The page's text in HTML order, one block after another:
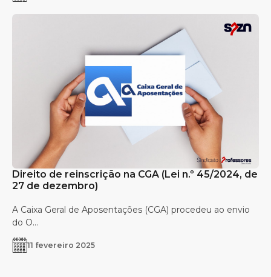
Direito de reinscrição na CGA (Lei n.º 45/2024, de
27 de dezembro)
A Caixa Geral de Aposentações (CGA) procedeu ao envio
do O...
11 fevereiro 2025